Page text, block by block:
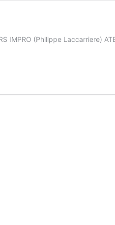
IMPRO (Philippe Laccarriere)